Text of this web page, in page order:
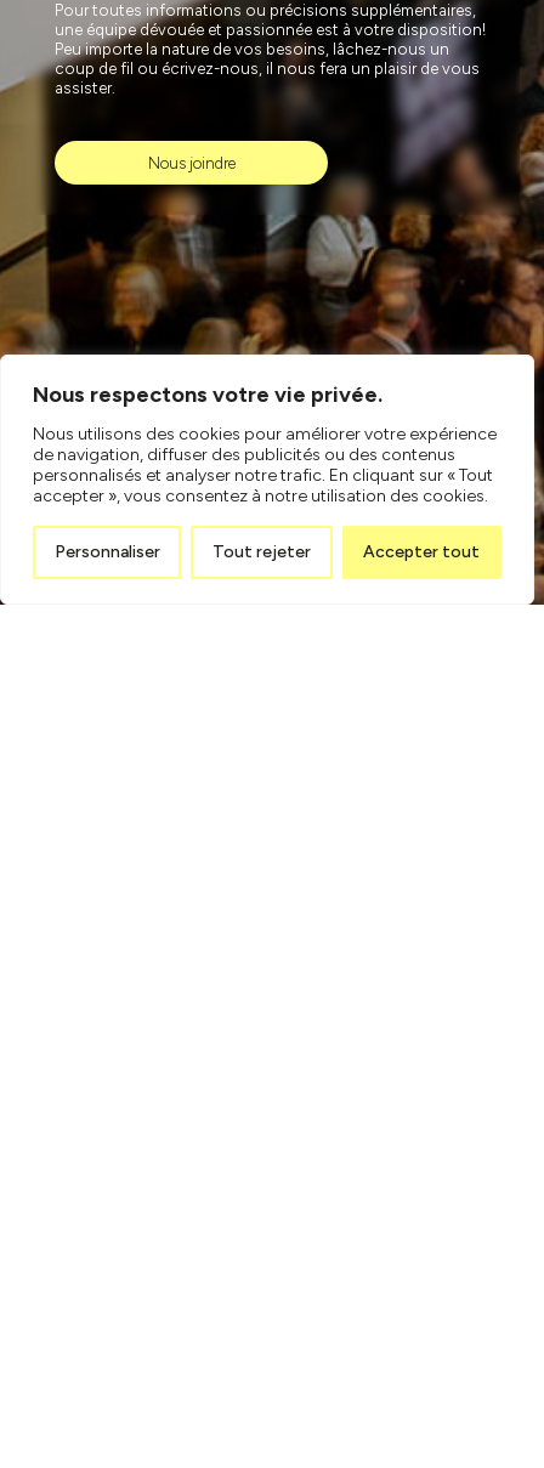
Nous respectons votre vie privée.
Nous utilisons des cookies pour améliorer votre expérience
de navigation, diffuser des publicités ou des contenus
personnalisés et analyser notre trafic. En cliquant sur « Tout
accepter », vous consentez à notre utilisation des cookies.
Personnaliser Tout rejeter Accepter tout
Pour toutes informations ou précisions supplémentaires,
une équipe dévouée et passionnée est à votre disposition!
Peu importe la nature de vos besoins, lâchez-nous un
coup de fil ou écrivez-nous, il nous fera un plaisir de vous
assister.
Nous joindre